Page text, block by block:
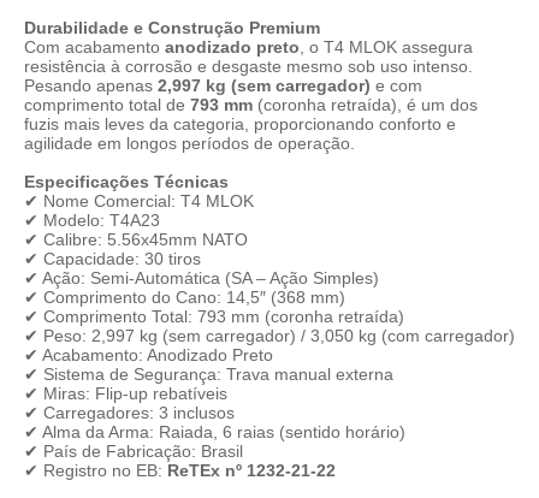
Durabilidade e Construção Premium
Com acabamento anodizado preto , o T4 MLOK assegura
resistência à corrosão e desgaste mesmo sob uso intenso.
Pesando apenas 2,997 kg (sem carregador) e com
comprimento total de 793 mm (coronha retraída), é um dos
fuzis mais leves da categoria, proporcionando conforto e
agilidade em longos períodos de operação.
Especificações Técnicas
✔ Nome Comercial: T4 MLOK
✔ Modelo: T4A23
✔ Calibre: 5.56x45mm NATO
✔ Capacidade: 30 tiros
✔ Ação: Semi-Automática (SA – Ação Simples)
✔ Comprimento do Cano: 14,5″ (368 mm)
✔ Comprimento Total: 793 mm (coronha retraída)
✔ Peso: 2,997 kg (sem carregador) / 3,050 kg (com carregador)
✔ Acabamento: Anodizado Preto
✔ Sistema de Segurança: Trava manual externa
✔ Miras: Flip-up rebatíveis
✔ Carregadores: 3 inclusos
✔ Alma da Arma: Raiada, 6 raias (sentido horário)
✔ País de Fabricação: Brasil
✔ Registro no EB: ReTEx nº 1232-21-22